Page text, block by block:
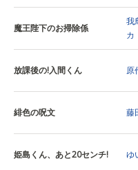
魔王陛下のお掃除係
我
カ
放課後の!入間くん 原
緋色の呪文 藤
姫島くん、あと20センチ! ゆ